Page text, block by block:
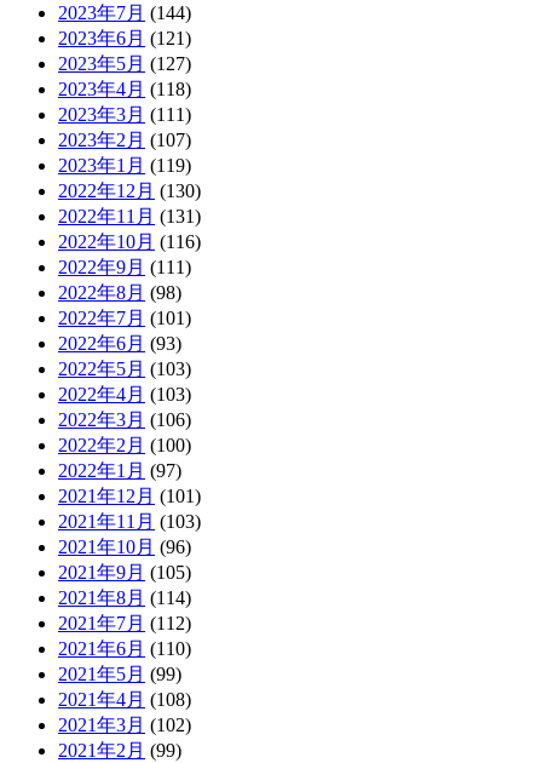
2023年7月 (144)
2023年6月 (121)
2023年5月 (127)
2023年4月 (118)
2023年3月 (111)
2023年2月 (107)
2023年1月 (119)
2022年12月 (130)
2022年11月 (131)
2022年10月 (116)
2022年9月 (111)
2022年8月 (98)
2022年7月 (101)
2022年6月 (93)
2022年5月 (103)
2022年4月 (103)
2022年3月 (106)
2022年2月 (100)
2022年1月 (97)
2021年12月 (101)
2021年11月 (103)
2021年10月 (96)
2021年9月 (105)
2021年8月 (114)
2021年7月 (112)
2021年6月 (110)
2021年5月 (99)
2021年4月 (108)
2021年3月 (102)
2021年2月 (99)